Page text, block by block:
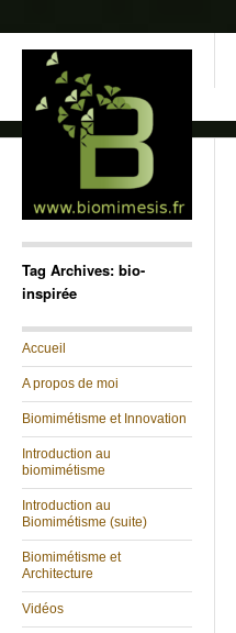
Tag Archives: bio-
inspirée
Accueil
A propos de moi
Biomimétisme et Innovation
Introduction au
biomimétisme
Introduction au
Biomimétisme (suite)
Biomimétisme et
Architecture
Vidéos